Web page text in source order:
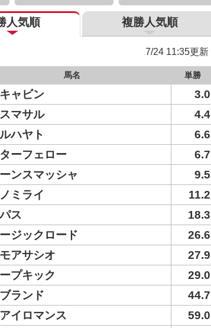
人気順 複勝人気順
7/24 11:35更新
馬名 単勝
ャビン
3.0
マサル
4.4
ハヤト
6.6
ターフェロー
6.7
ンスマッシャ
9.5
ミライ
11.2
ス
18.3
ジックロード
26.6
アサシオ
27.9
プキック
29.0
ランド
44.7
イロマンス
59.0